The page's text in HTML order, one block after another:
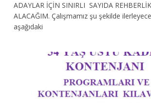
ADAYLAR İÇİN SINIRLI SAYIDA
ALACAĞIM. Çalışmamız şu şekilde
aşağıdaki